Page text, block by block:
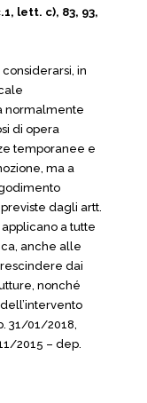
lett. c), 83, 93,
in
normalmente
di opera
temporanee e
ma a
dagli artt.
applicano a tutte
anche alle
dai
nonché
31/01/2018,
2015 – dep.